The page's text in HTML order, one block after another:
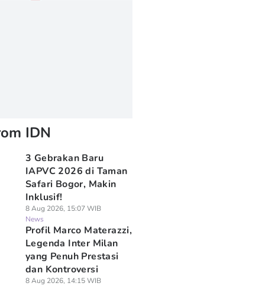
IDN
3 Gebrakan Baru
IAPVC 2026 di Taman
Safari Bogor, Makin
Inklusif!
8 Aug 2026, 15:07 WIB
News
Profil Marco Materazzi,
Legenda Inter Milan
yang Penuh Prestasi
dan Kontroversi
8 Aug 2026, 14:15 WIB